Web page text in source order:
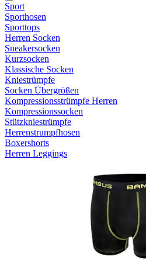
Sport
Sporthosen
Sporttops
Herren Socken
Sneakersocken
Kurzsocken
Klassische Socken
Kniestrümpfe
Socken Übergrößen
Kompressionsstrümpfe Herren
Kompressionssocken
Stützkniestrümpfe
Herrenstrumpfhosen
Boxershorts
Herren Leggings